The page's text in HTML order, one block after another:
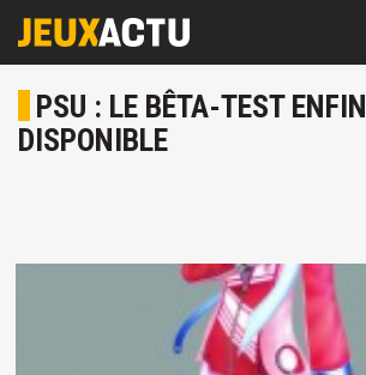
PSU : LE BÊTA-TEST ENFIN
DISPONIBLE